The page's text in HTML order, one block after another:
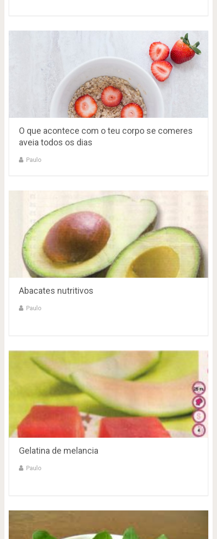
O que acontece com o teu corpo se comeres
aveia todos os dias
Paulo
Abacates nutritivos
Paulo
Gelatina de melancia
Paulo